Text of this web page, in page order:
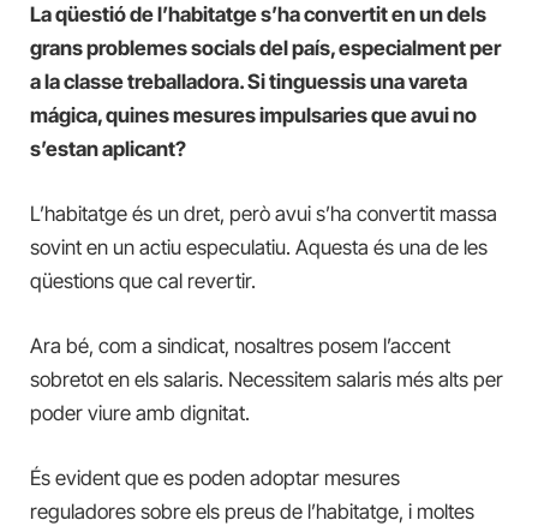
La qüestió de l’habitatge s’ha convertit en un dels
grans problemes socials del país, especialment per
a la classe treballadora. Si tinguessis una vareta
mágica, quines mesures impulsaries que avui no
s’estan aplicant?
L’habitatge és un dret, però avui s’ha convertit massa
sovint en un actiu especulatiu. Aquesta és una de les
qüestions que cal revertir.
Ara bé, com a sindicat, nosaltres posem l’accent
sobretot en els salaris. Necessitem salaris més alts per
poder viure amb dignitat.
És evident que es poden adoptar mesures
reguladores sobre els preus de l’habitatge, i moltes